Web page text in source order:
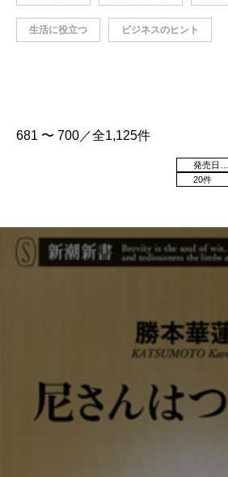
生活に役立つ ビジネスのヒント
681 〜 700／全1,125件
20件